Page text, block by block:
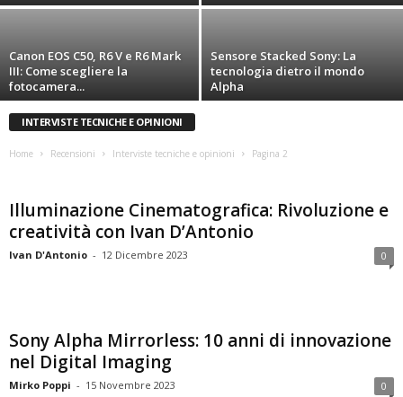
Canon EOS C50, R6 V e R6 Mark
III: Come scegliere la
fotocamera...
Sensore Stacked Sony: La
tecnologia dietro il mondo
Alpha
INTERVISTE TECNICHE E OPINIONI
Home Recensioni Interviste tecniche e opinioni Pagina 2
Illuminazione Cinematografica: Rivoluzione e
creatività con Ivan D’Antonio
Ivan D'Antonio - 12 Dicembre 2023 0
Sony Alpha Mirrorless: 10 anni di innovazione
nel Digital Imaging
Mirko Poppi - 15 Novembre 2023 0